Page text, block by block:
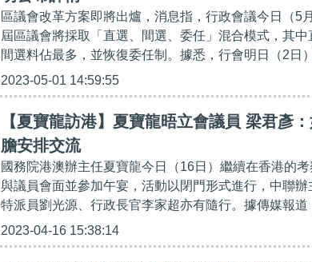
區議會改革方案即將出爐，消息指，行政會議今日（5
屆區議會將採取「直選、間選、委任」混合模式，其中
間選料佔最多，並恢復委任制。據悉，行會明日（2日
2023-05-01 14:59:55
【夏寶龍訪港】夏寶龍晤立會議員 梁君彥
膽安排交流
國務院港澳辦主任夏寶龍今日（16日）繼續在香港的
與議員會面並參加午宴，活動以閉門形式進行，中聯
特派員劉光源、行政長官李家超亦有隨行。據傳媒報道
2023-04-16 15:38:14